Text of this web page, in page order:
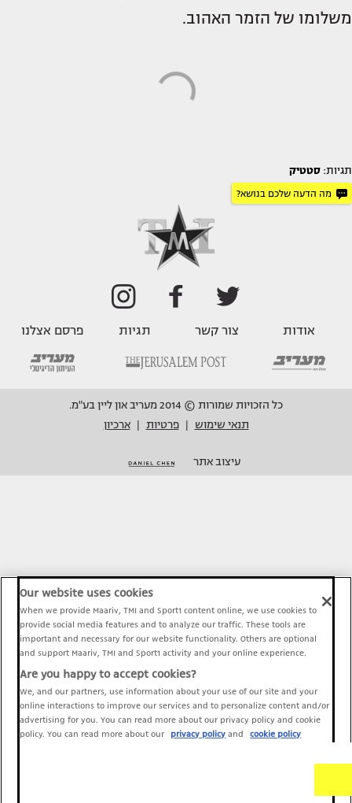
משלומו של הזמר האהוב.
תגיות: סטטיק
מה הדעה שלכם בנושא?
אודות צור קשר תגיות פרסם אצלנו
כל הזכויות שמורות © 2014 מעריב און ליין בע"מ.
תנאי שימוש
פרטיות ארכיון
עיצוב אתר
Our website uses cookies
When we provide Maariv, TMI and Sport1 content online, we use cookies to
provide social media features and to analyze our traffic. These tools are
important and necessary for our website functionality. Others are optional
and support Maariv, TMI and Sport1 activity and your online experience.
Are you happy to accept cookies?
We, and our partners, use information about your use of our site and your
online interactions to improve our services and to personalize content and/or
advertising for you. You can read more about our privacy policy and cookie
policy. You can read more about our
privacy policy and cookie policy